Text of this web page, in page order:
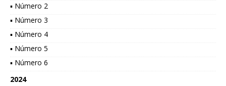
▪ Número 2
▪ Número 3
▪ Número 4
▪ Número 5
▪ Número 6
2024